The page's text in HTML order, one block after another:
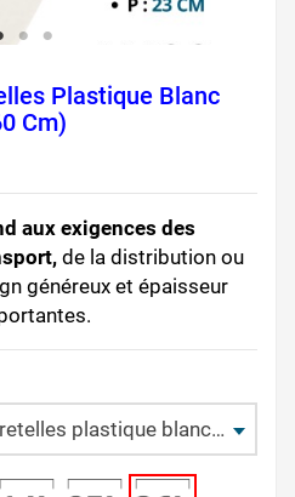
Plastique Blanc
Cm)
aux exigences des
de la distribution ou
généreux et épaisseur
blanc (36L) – (43 + 23 x 60 cm)